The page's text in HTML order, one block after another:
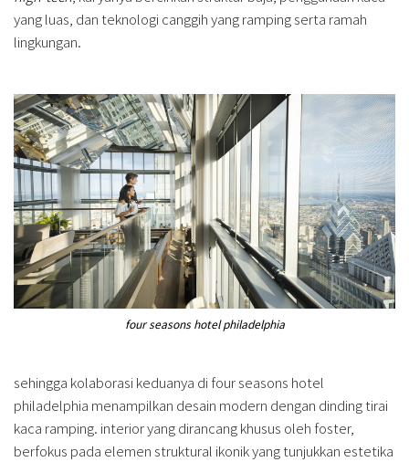
yang luas, dan teknologi canggih yang ramping serta ramah
lingkungan.
four seasons hotel philadelphia
sehingga kolaborasi keduanya di four seasons hotel
philadelphia menampilkan desain modern dengan dinding tirai
kaca ramping. interior yang dirancang khusus oleh foster,
berfokus pada elemen struktural ikonik yang tunjukkan estetika